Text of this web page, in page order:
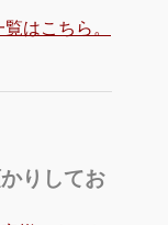
はこちら。
りしてお